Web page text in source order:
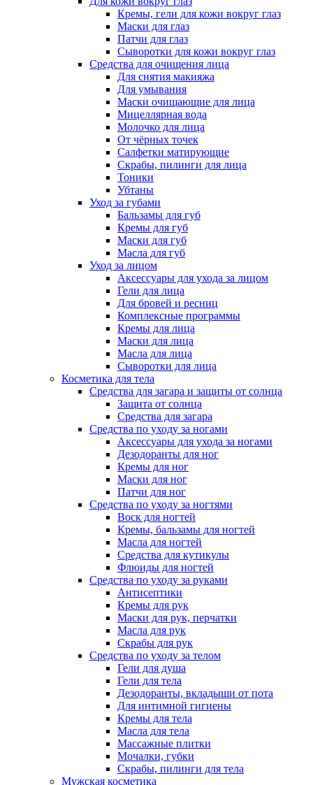
Кремы, гели для кожи вокруг глаз
Маски для глаз
Патчи для глаз
Сыворотки для кожи вокруг глаз
Средства для очищения лица
Для снятия макияжа
Для умывания
Маски очищающие для лица
Мицеллярная вода
Молочко для лица
От чёрных точек
Салфетки матирующие
Скрабы, пилинги для лица
Тоники
Убтаны
Уход за губами
Бальзамы для губ
Кремы для губ
Маски для губ
Масла для губ
Уход за лицом
Аксессуары для ухода за лицом
Гели для лица
Для бровей и ресниц
Комплексные программы
Кремы для лица
Маски для лица
Масла для лица
Сыворотки для лица
Косметика для тела
Средства для загара и защиты от солнца
Защита от солнца
Средства для загара
Средства по уходу за ногами
Аксессуары для ухода за ногами
Дезодоранты для ног
Кремы для ног
Маски для ног
Патчи для ног
Средства по уходу за ногтями
Воск для ногтей
Кремы, бальзамы для ногтей
Масла для ногтей
Средства для кутикулы
Флюиды для ногтей
Средства по уходу за руками
Антисептики
Кремы для рук
Маски для рук, перчатки
Масла для рук
Скрабы для рук
Средства по уходу за телом
Гели для душа
Гели для тела
Дезодоранты, вкладыши от пота
Для интимной гигиены
Кремы для тела
Масла для тела
Массажные плитки
Мочалки, губки
Скрабы, пилинги для тела
Мужская косметика